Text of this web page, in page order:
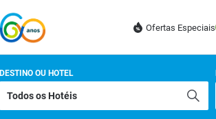
Ofertas Especiais
DESTINO OU HOTEL